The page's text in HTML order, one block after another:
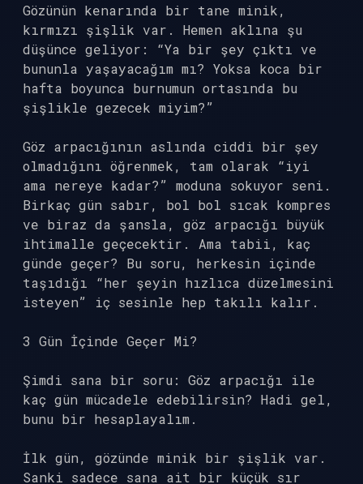
Gözünün kenarında bir tane minik,
kırmızı şişlik var. Hemen aklına şu
düşünce geliyor: “Ya bir şey çıktı ve
bununla yaşayacağım mı? Yoksa koca bir
hafta boyunca burnumun ortasında bu
şişlikle gezecek miyim?”
Göz arpacığının aslında ciddi bir şey
olmadığını öğrenmek, tam olarak “iyi
ama nereye kadar?” moduna sokuyor seni.
Birkaç gün sabır, bol bol sıcak kompres
ve biraz da şansla, göz arpacığı büyük
ihtimalle geçecektir. Ama tabii, kaç
günde geçer? Bu soru, herkesin içinde
taşıdığı “her şeyin hızlıca düzelmesini
isteyen” iç sesinle hep takılı kalır.
3 Gün İçinde Geçer Mi?
Şimdi sana bir soru: Göz arpacığı ile
kaç gün mücadele edebilirsin? Hadi gel,
bunu bir hesaplayalım.
İlk gün, gözünde minik bir şişlik var.
Sanki sadece sana ait bir küçük sır